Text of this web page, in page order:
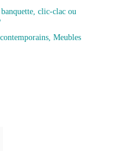
clic-clac ou
Meubles